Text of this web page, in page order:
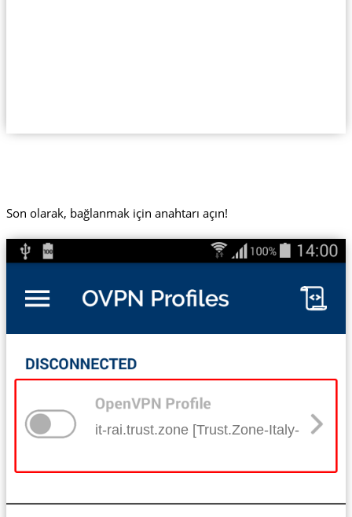
Son olarak, bağlanmak için anahtarı açın!
it-rai.trust.zone [Trust.Zone-Italy-RAI]